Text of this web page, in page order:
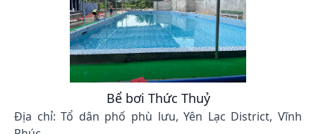
Bể bơi Thức Thuỷ
Địa chỉ: Tổ dân phố phù lưu, Yên Lạc District, Vĩnh